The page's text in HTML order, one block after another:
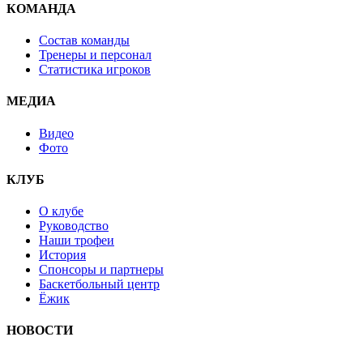
КОМАНДА
Состав команды
Тренеры и персонал
Статистика игроков
МЕДИА
Видео
Фото
КЛУБ
О клубе
Руководство
Наши трофеи
История
Спонсоры и партнеры
Баскетбольный центр
Ёжик
НОВОСТИ